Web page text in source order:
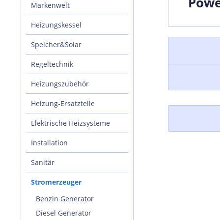
Markenwelt
Heizungskessel
Speicher&Solar
Regeltechnik
Heizungszubehör
Heizung-Ersatzteile
Elektrische Heizsysteme
Installation
Sanitär
Stromerzeuger
Benzin Generator
Diesel Generator